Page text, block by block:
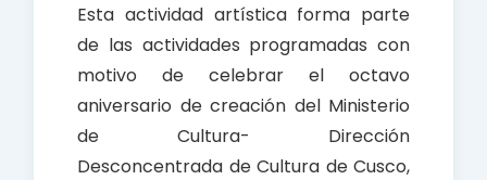
Esta actividad artística forma parte
de las actividades programadas con
motivo de celebrar el octavo
aniversario de creación del Ministerio
de Cultura- Dirección
Desconcentrada de Cultura de Cusco,